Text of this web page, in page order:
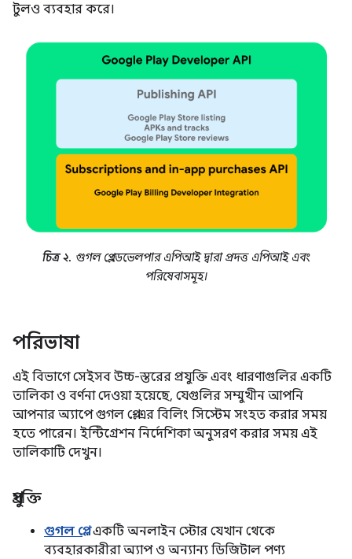
টুলও ব্যবহার করে।
চিত্র ২. গুগল প্লে ডেভেলপার এপিআই দ্বারা প্রদত্ত এপিআই এবং
পরিষেবাসমূহ।
পরিভাষা
এই বিভাগে সেইসব উচ্চ-স্তরের প্রযুক্তি এবং ধারণাগুলির একটি
তালিকা ও বর্ণনা দেওয়া হয়েছে, যেগুলির সম্মুখীন আপনি
আপনার অ্যাপে গুগল প্লে-এর বিলিং সিস্টেম সংহত করার সময়
হতে পারেন। ইন্টিগ্রেশন নির্দেশিকা অনুসরণ করার সময় এই
তালিকাটি দেখুন।
প্রযুক্তি
গুগল প্লে. একটি অনলাইন স্টোর যেখান থেকে
ব্যবহারকারীরা অ্যাপ ও অন্যান্য ডিজিটাল পণ্য